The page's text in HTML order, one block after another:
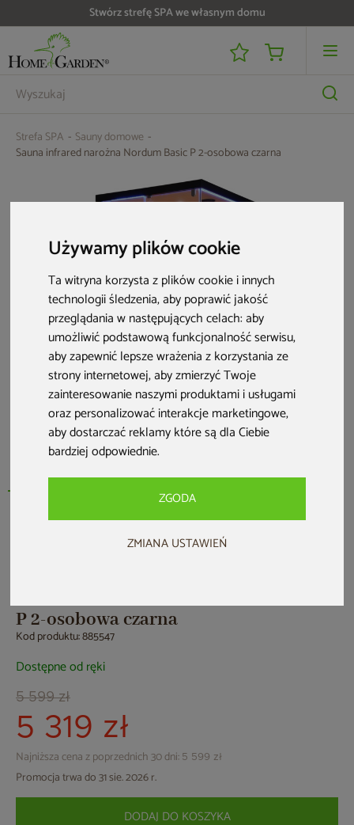
Używamy plików cookie
Ta witryna korzysta z plików cookie i innych
technologii śledzenia, aby poprawić jakość
przeglądania w następujących celach:aby
umożliwić podstawową funkcjonalność serwisu,
aby zapewnić lepsze wrażenia z korzystania ze
strony internetowej,aby zmierzyć Twoje
zainteresowanie naszymi produktami i usługami
oraz personalizować interakcje marketingowe,
aby dostarczać reklamy które są dla Ciebie
bardziej odpowiednie.
ZGODA
ZMIANA USTAWIEŃ
Stwórz strefę SPA we własnym domu
Strefa SPA
Sauny domowe
Sauna infrared narożna Nordum Basic P 2-osobowa czarna
Sauna infrared narożna Nordum Basic
P 2-osobowa czarna
Kod produktu: 885547
Dostępne od ręki
5 599 zł
5 319 zł
Najniższa cena z poprzednich 30 dni: 5 599 zł
Promocja trwa do 31 sie. 2026 r.
DODAJ DO KOSZYKA